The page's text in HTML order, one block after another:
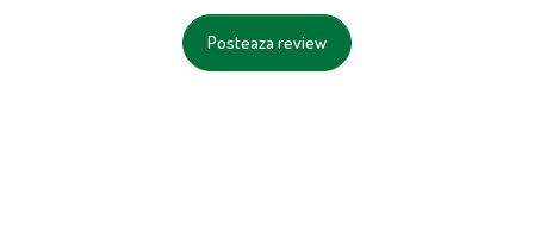
Posteaza review